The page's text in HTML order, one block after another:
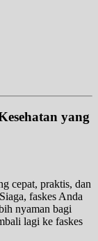
yang
cepat, praktis, dan
faskes Anda
nyaman bagi
lagi ke faskes